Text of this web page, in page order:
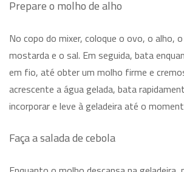
Prepare o molho de alho
No copo do mixer, coloque o ovo, o alho,
mostarda e o sal. Em seguida, bata
em fio, até obter um molho firme e
acrescente a água gelada, bata
incorporar e leve à geladeira até o
Faça a salada de cebola